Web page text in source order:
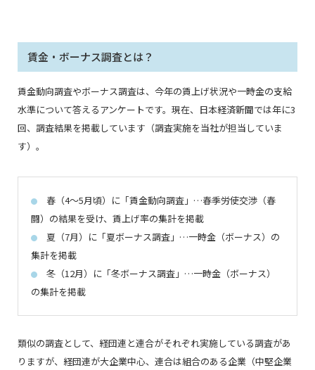
賃金・ボーナス調査とは？
賃金動向調査やボーナス調査は、今年の賃上げ状況や一時金の支給
水準について答えるアンケートです。現在、日本経済新聞では年に3
回、調査結果を掲載しています（調査実施を当社が担当していま
す）。
●
春（4～5月頃）に「賃金動向調査」…春季労使交渉（春
闘）の結果を受け、賃上げ率の集計を掲載
● 夏（7月）に「夏ボーナス調査」…一時金（ボーナス）の
集計を掲載
● 冬（12月）に「冬ボーナス調査」…一時金（ボーナス）
の集計を掲載
類似の調査として、経団連と連合がそれぞれ実施している調査があ
りますが、経団連が大企業中心、連合は組合のある企業（中堅企業